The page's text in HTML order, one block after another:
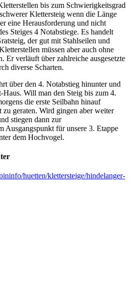
bis zum Schwierigkeitsgrad
Klettersteig wenn die Länge
eine Herausforderung und nicht
Steiges 4 Notabstiege. Es handelt
der gut mit Stahlseilen und
müssen aber auch ohne
Er verläuft über zahlreiche ausgesetzte
diverse Scharten.
über den 4. Notabstieg hinunter und
Will man den Steig bis zum 4.
die erste Seilbahn hinauf
geraten. Wird gingen aber weiter
stiegen dann zur
Ausgangspunkt für unsere 3. Etappe
dem Hochvogel.
huetten/klettersteige/hindelanger-